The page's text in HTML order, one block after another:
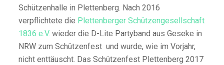
Schützenhalle in Plettenberg. Nach 2016
verpflichtete die Plettenberger Schützengesellschaft
1836 e.V. wieder die D-Lite Partyband aus Geseke in
NRW zum Schützenfest und wurde, wie im Vorjahr,
nicht enttäuscht. Das Schützenfest Plettenberg 2017